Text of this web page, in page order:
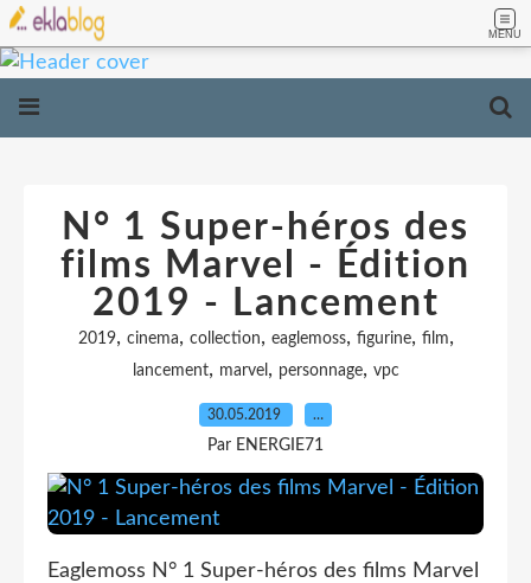
MENU
N° 1 Super-héros des
films Marvel - Édition
2019 - Lancement
2019, cinema, collection, eaglemoss, figurine, film,
lancement, marvel, personnage, vpc
30.05.2019 …
Par ENERGIE71
Eaglemoss N° 1 Super-héros des films Marvel